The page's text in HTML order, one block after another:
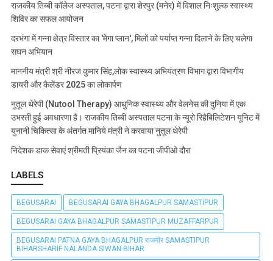
राजकीय तिब्बी कॉलेज अस्पताल, पटना द्वारा शेरपुर (मनेर) में विशाल निःशुल्क स्वास्थ्य
शिविर का सफल आयोजन
दरभंगा में गन्ना क्षेत्र विस्तार का 'मेगा प्लान', मिलों को पर्याप्त गन्ना दिलाने के लिए चलेगा
सघन अभियान
माननीय मंत्री श्री नीरज कुमार सिंह,लोक स्वास्थ्य अभियंत्रण विभाग द्वारा विभागीय
डायरी और कैलेंडर 2025 का लोकार्पण
नुतूल थेरेपी (Nutool Therapy) आधुनिक स्वास्थ्य और वेलनेस की दुनिया में एक
उभरती हुई अवधारणा है। राजकीय तिब्बी अस्पताल पटना के न्यूरो रिहैबिलिटेशन यूनिट में
युनानी चिकित्सा के अंतर्गत मानिये मंत्री ने करवाया नुतूल थेरेपी
निदेशक डाक सेवाएं श्रीमती प्रियंका जैन का पटना जीपीओ दौरा
LABELS
BEGUSARAI BEGUSARAI GAYA BHAGALPUR SAMASTIPUR
BEGUSARAI GAYA BHAGALPUR SAMASTIPUR MUZAFFARPUR
BEGUSARAI PATNA GAYA BHAGALPUR राजगीर SAMASTIPUR
BIHARSHARIF NALANDA SIWAN BIHAR